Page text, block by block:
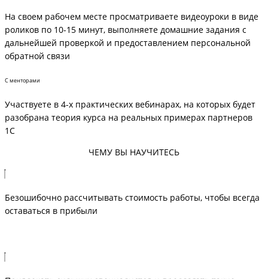
На своем рабочем месте просматриваете видеоуроки в виде
роликов по 10-15 минут, выполняете домашние задания с
дальнейшей проверкой и предоставлением персональной
обратной связи
С менторами
Участвуете в 4-х практических вебинарах, на которых будет
разобрана теория курса на реальных примерах партнеров
1С
ЧЕМУ ВЫ НАУЧИТЕСЬ
Безошибочно рассчитывать стоимость работы, чтобы всегда
оставаться в прибыли